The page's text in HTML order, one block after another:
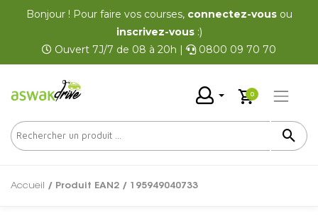
Bonjour ! Pour faire vos courses, connectez-vousou
inscrivez-vous:)
Ouvert 7J/7 de 08 à 20h |
0800 09 70 70
0
Accueil / Produit EAN2 / 195949040733